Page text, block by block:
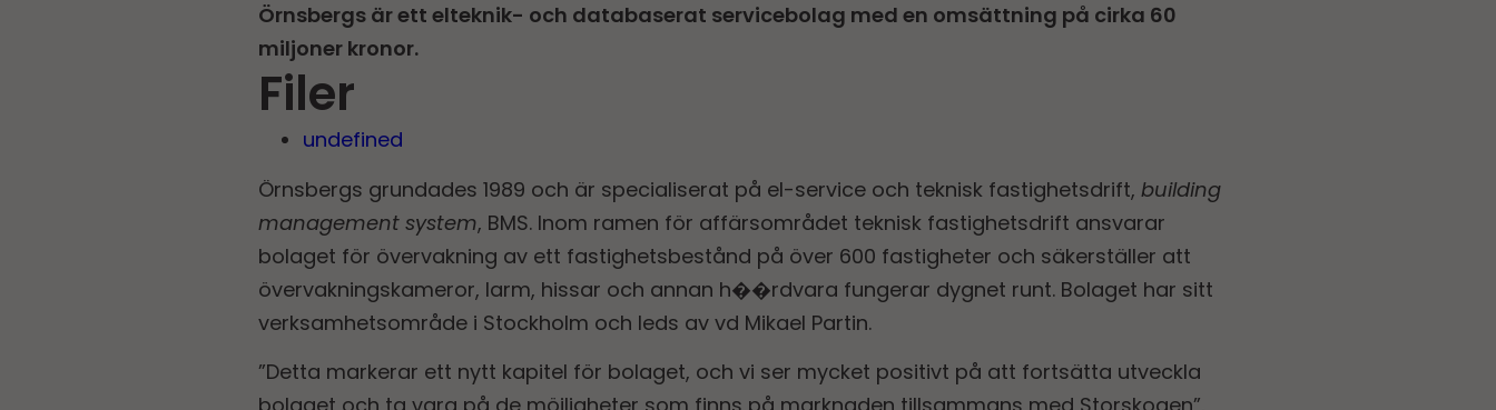
Örnsbergs är ett elteknik- och databaserat servicebolag med en omsättning på cirka 60
miljoner kronor.
Filer
undefined
Örnsbergs grundades 1989 och är specialiserat på el-service och teknisk fastighetsdrift, building
management system, BMS. Inom ramen för affärsområdet teknisk fastighetsdrift ansvarar
bolaget för övervakning av ett fastighetsbestånd på över 600 fastigheter och säkerställer att
övervakningskameror, larm, hissar och annan h��rdvara fungerar dygnet runt. Bolaget har sitt
verksamhetsområde i Stockholm och leds av vd Mikael Partin.
”Detta markerar ett nytt kapitel för bolaget, och vi ser mycket positivt på att fortsätta utveckla